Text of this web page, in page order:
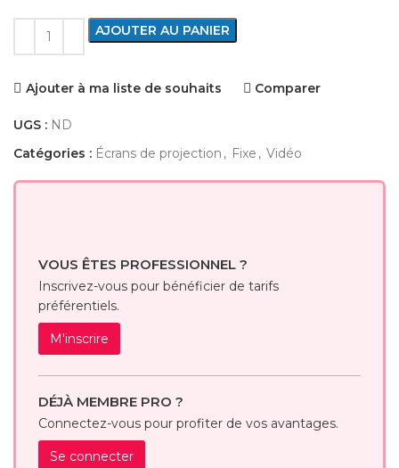
AJOUTER AU PANIER
Ajouter à ma liste de souhaits Comparer
UGS : ND
Catégories : Écrans de projection , Fixe , Vidéo
VOUS ÊTES PROFESSIONNEL ?
Inscrivez-vous pour bénéficier de tarifs
préférentiels.
M'inscrire
DÉJÀ MEMBRE PRO ?
Connectez-vous pour profiter de vos avantages.
Se connecter